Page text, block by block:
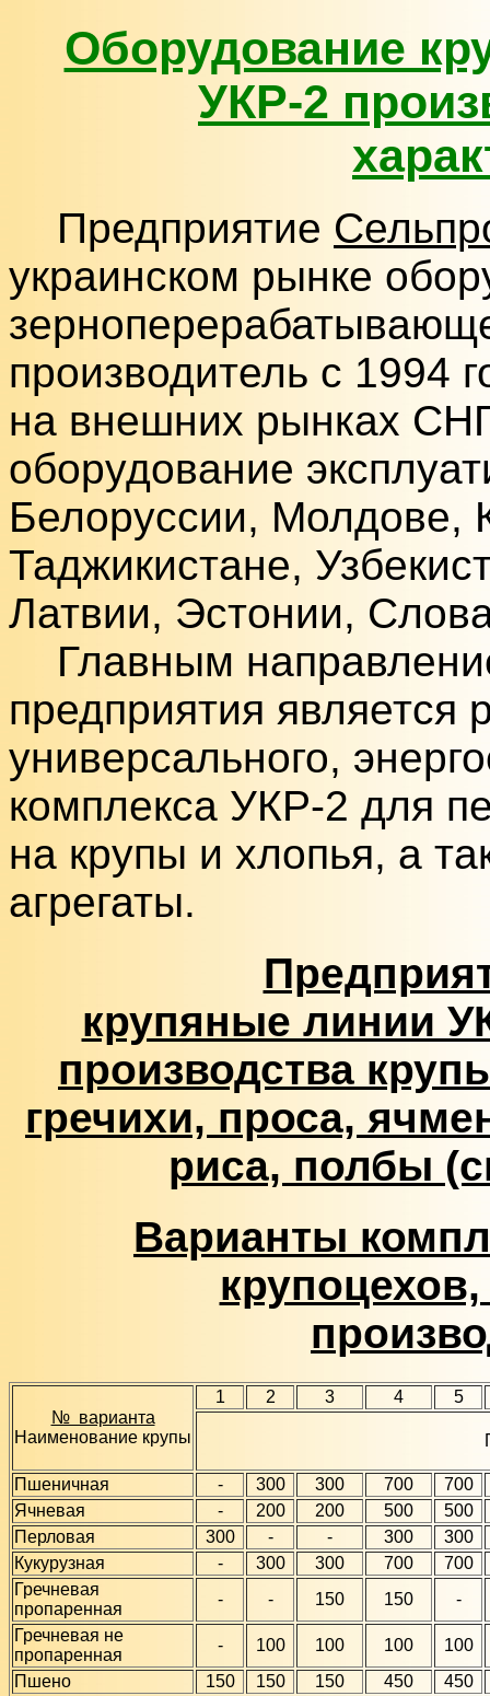
Оборудование
УКР-2
Предприятие
украинском рынке
производитель с 1994
на внешних рынках
оборудование
Белоруссии, Молдове,
Таджикистане,
Латвии, Эстонии,
Главным
предприятия является
универсального,
комплекса УКР-2 для
на крупы и хлопья, а
агрегаты.
крупяные линии
производства
гречихи, проса,
риса, полбы
Варианты
№ варианта
Наименование крупы
1 2 3 4 5
Пшеничная - 300 300 700
700
Ячневая
- 200 200 500
500
Перловая
300 - - 300
300
Кукурузная
- 300 300 700
700
Гречневая
пропаренная
- - 150 150
-
Гречневая не
пропаренная
- 100 100 100
100
Пшено
150 150 150 450
450